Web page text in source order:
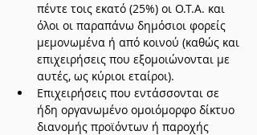
πέντε τοις εκατό (25%) οι Ο.Τ.Α. και
όλοι οι παραπάνω δημόσιοι φορείς
μεμονωμένα ή από κοινού (καθώς και
επιχειρήσεις που εξομοιώνονται με
αυτές, ως κύριοι εταίροι).
Επιχειρήσεις που εντάσσονται σε
ήδη οργανωμένο ομοιόμορφο δίκτυο
διανομής προϊόντων ή παροχής